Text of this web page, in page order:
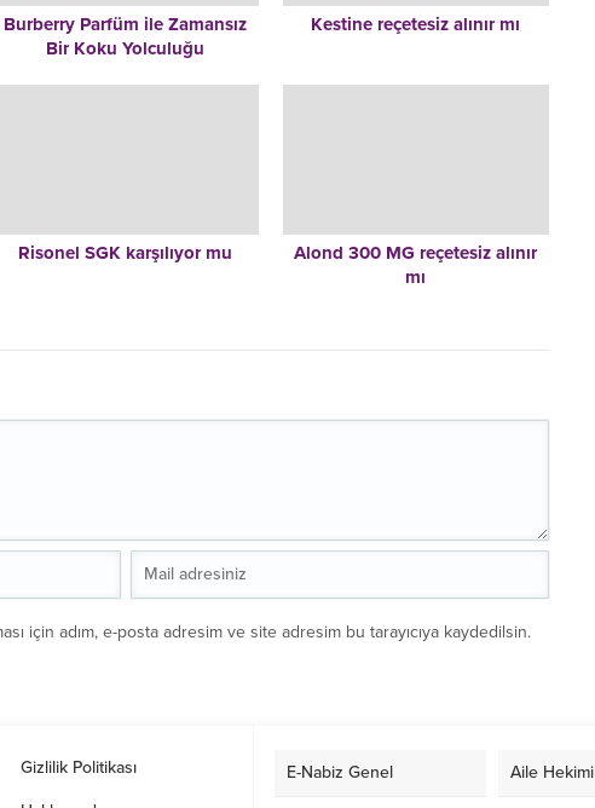
Burberry Parfüm ile Zamansız
Bir Koku Yolculuğu
Kestine reçetesiz alınır mı
Risonel SGK karşılıyor mu
Alond 300 MG reçetesiz alınır
mı
için adım, e-posta adresim ve site adresim bu tarayıcıya kaydedilsin.
Gizlilik Politikası E-Nabiz Genel Aile Hekimi